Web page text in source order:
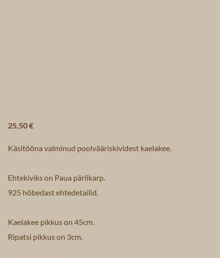
25,50 €
Käsitööna valminud poolvääriskividest kaelakee.
Ehtekiviks on Paua pärlikarp.
925 hõbedast ehtedetailid.
Kaelakee pikkus on 45cm.
Ripatsi pikkus on 3cm.